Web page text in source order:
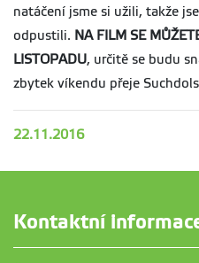
natáčení jsme si užili, takže
odpustili. NA FILM SE
LISTOPADU, určitě se budu
zbytek víkendu přeje
22.11.2016
Kontaktní